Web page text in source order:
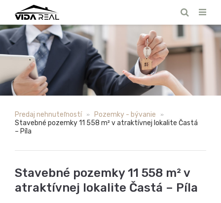
Predaj nehnuteľností
Pozemky - bývanie
Stavebné pozemky 11 558 m² v atraktívnej lokalite Častá
– Píla
Stavebné pozemky 11 558 m² v
atraktívnej lokalite Častá – Píla